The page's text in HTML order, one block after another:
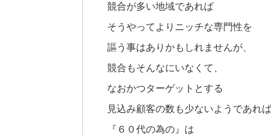
競合が多い地域であれば
そうやってよりニッチな専門性を
謳う事はありかもしれませんが、
競合もそんなにいなくて、
なおかつターゲットとする
見込み顧客の数も少ないようであれば
『６０代の為の』は